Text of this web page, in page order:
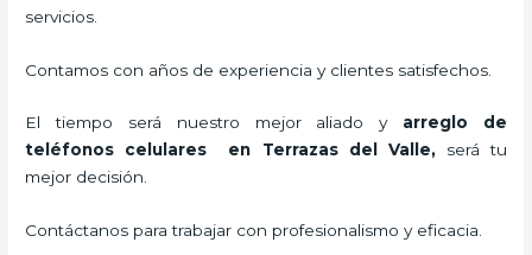
servicios.
Contamos con años de experiencia y clientes satisfechos.
El tiempo será nuestro mejor aliado y arreglo de
teléfonos celulares en Terrazas del Valle, será tu
mejor decisión.
Contáctanos para trabajar con profesionalismo y eficacia.